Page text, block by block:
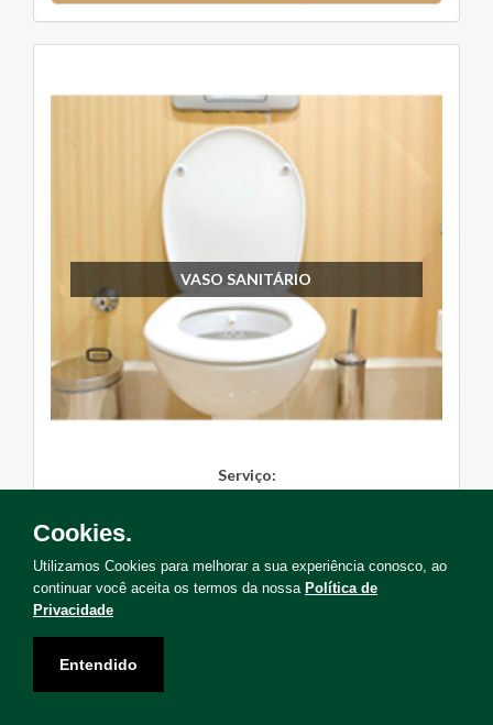
VASO SANITÁRIO
Serviço:
Cookies.
Utilizamos Cookies para melhorar a sua experiência conosco, ao
continuar você aceita os termos da nossa Política de
Privacidade
Entendido